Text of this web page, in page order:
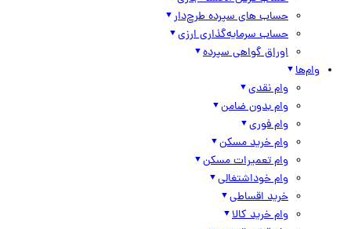
حساب های سپرده طرح‌دار
حساب سرمایه‌گذاری ارزی
اوراق گواهی سپرده
وام‌ها
وام نقدی
وام بدون ضامن
وام فوری
وام خرید مسکن
وام تعمیرات مسکن
وام خوداشتغالی
خرید اقساطی
وام خرید کالا